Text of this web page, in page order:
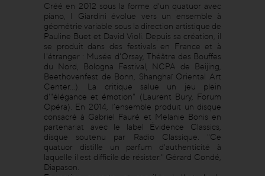
Créé en 2012 sous la forme d’un quatuor avec
piano, I Giardini évolue vers un ensemble à
géométrie variable sous la direction artistique de
Pauline Buet et David Violi. Depuis sa création, il
se produit dans des festivals en France et à
l'étranger : Musée d'Orsay, Théâtre des Bouffes
du Nord, Bologna Festival, NCPA de Beijing,
Beethovenfest de Bonn, Shanghaï Oriental Art
Center...). La critique salue un jeu plein
d'"élégance et émotion" (Laurent Bury, Forum
Opéra). En 2014, l’ensemble produit un disque
consacré à Gabriel Fauré et Melanie Bonis en
partenariat avec le label Évidence Classics,
disque soutenu par Radio Classique. "Ce
quatuor distille un parfum d'authenticité à
laquelle il est difficile de résister." Gérard Condé,
Diapason.